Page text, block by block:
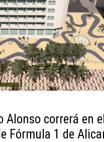
Alonso correrá en
Fórmula 1 de